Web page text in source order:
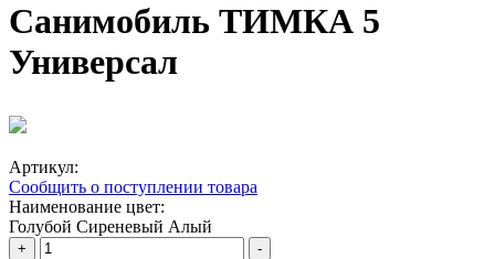
Санимобиль ТИМКА 5
Универсал
Артикул:
Сообщить о поступлении товара
Наименование цвет:
Голубой Сиреневый Алый
+ -